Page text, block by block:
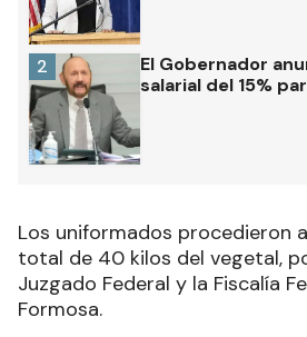
El Gobernador
salarial del 15%
2
Los uniformados procedieron
total de 40 kilos del vegetal,
Juzgado Federal y la Fiscalía
Formosa.